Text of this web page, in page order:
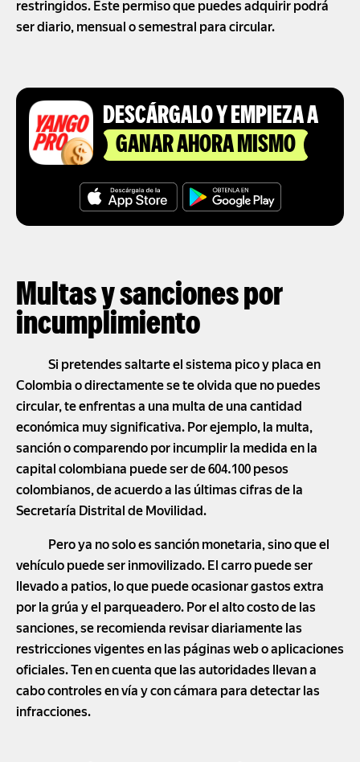
restringidos. Este permiso que puedes adquirir podrá
ser diario, mensual o semestral para circular.
DESCÁRGALO Y EMPIEZA A
GANAR AHORA MISMO
Multas y sanciones por
incumplimiento
Si pretendes saltarte el sistema pico y placa en
Colombia o directamente se te olvida que no puedes
circular, te enfrentas a una multa de una cantidad
económica muy significativa. Por ejemplo, la multa,
sanción o comparendo por incumplir la medida en la
capital colombiana puede ser de 604.100 pesos
colombianos, de acuerdo a las últimas cifras de la
Secretaría Distrital de Movilidad.
Pero ya no solo es sanción monetaria, sino que el
vehículo puede ser inmovilizado. El carro puede ser
llevado a patios, lo que puede ocasionar gastos extra
por la grúa y el parqueadero. Por el alto costo de las
sanciones, se recomienda revisar diariamente las
restricciones vigentes en las páginas web o aplicaciones
oficiales. Ten en cuenta que las autoridades llevan a
cabo controles en vía y con cámara para detectar las
infracciones.